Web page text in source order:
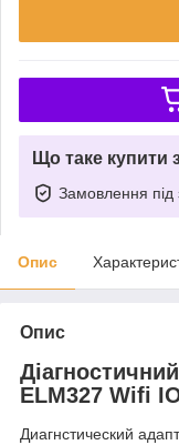
Що таке купити
Замовлення під
Опис
Опис
ELM327 Wifi
Диагнстический